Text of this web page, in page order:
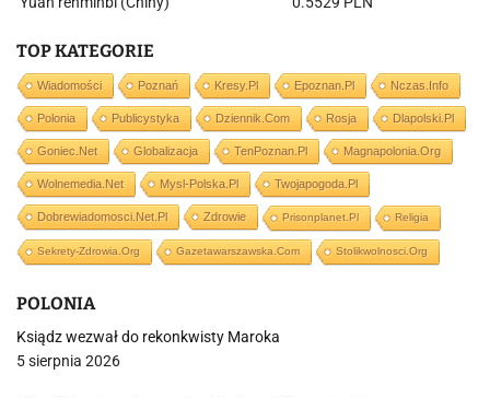
TOP KATEGORIE
Wiadomości Poznań Kresy.pl Epoznan.pl Nczas.info
Polonia Publicystyka Dziennik.com Rosja Dlapolski.pl
Goniec.net Globalizacja TenPoznan.pl Magnapolonia.org
Wolnemedia.net Mysl-Polska.pl Twojapogoda.pl
Dobrewiadomosci.net.pl Zdrowie Prisonplanet.pl Religia
Sekrety-Zdrowia.org Gazetawarszawska.com Stolikwolnosci.org
POLONIA
Ksiądz wezwał do rekonkwisty Maroka
5 sierpnia 2026